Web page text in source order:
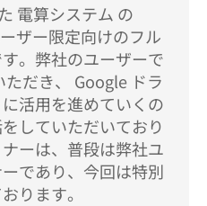
電算システム の
ザー限定向けのフル
。弊社のユーザーで
だき、 Google ドラ
活用を進めていくの
していただいており
ーは、普段は弊社ユ
であり、今回は特別
ります。